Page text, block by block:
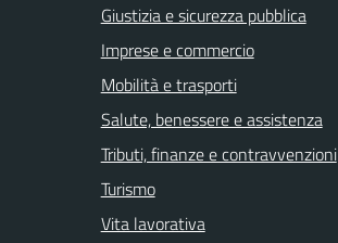
Giustizia e sicurezza pubblica
Imprese e commercio
Mobilità e trasporti
Salute, benessere e assistenza
Tributi, finanze e contravvenzioni
Turismo
Vita lavorativa